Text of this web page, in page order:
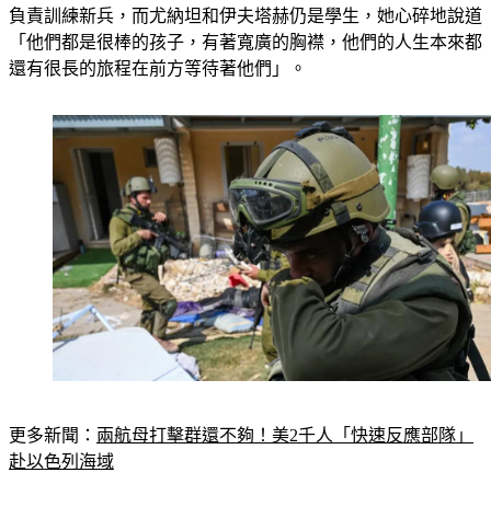
負責訓練新兵，而尤納坦和伊夫塔赫仍是學生，她心碎地說道
「他們都是很棒的孩子，有著寬廣的胸襟，他們的人生本來都
還有很長的旅程在前方等待著他們」。
更多新聞： 兩航母打擊群還不夠！美2千人「快速反應部隊」
赴以色列海域